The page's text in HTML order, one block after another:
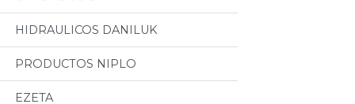
HIDRAULICOS DANILUK
PRODUCTOS NIPLO
EZETA